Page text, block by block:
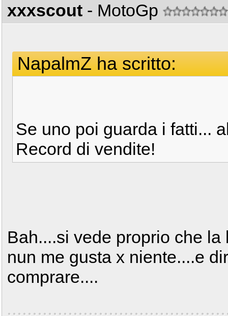
xxxscout - MotoGp
NapalmZ ha scritto:
Se uno poi guarda i fatti...
Record di vendite!
Bah....si vede proprio che
nun me gusta x niente....e
comprare....